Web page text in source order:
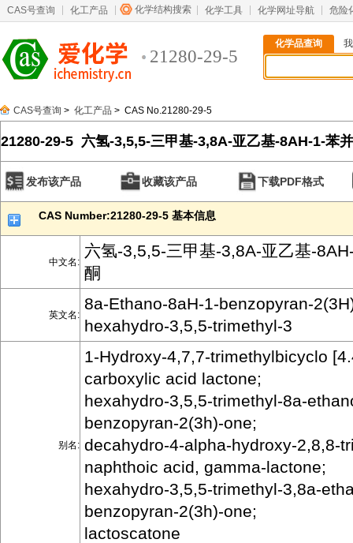
CAS号查询 化工产品 化学结构搜索 化学工具 化学网址导航 危险
21280-29-5
化学品查询
CAS号查询 > 化工产品 > CAS No.21280-29-5
21280-29-5 六氢-3,5,5-三甲基-3,8A-亚乙基-8AH-1-苯
发布该产品 收藏该产品 下载PDF格式
CAS Number:21280-29-5 基本信息
中文名:
六氢-3,5,5-三甲基-3,8A-亚乙基-
酮
英文名:
8a-Ethano-8aH-1-benzopyran-
hexahydro-3,5,5-trimethyl-3
别名:
1-Hydroxy-4,7,7-trimethylbicyclo
carboxylic acid lactone;
hexahydro-3,5,5-trimethyl-8a-
benzopyran-2(3h)-one;
decahydro-4-alpha-hydroxy-2,8,8-
naphthoic acid, gamma-lactone;
hexahydro-3,5,5-trimethyl-3,8a-
benzopyran-2(3h)-one;
lactoscatone